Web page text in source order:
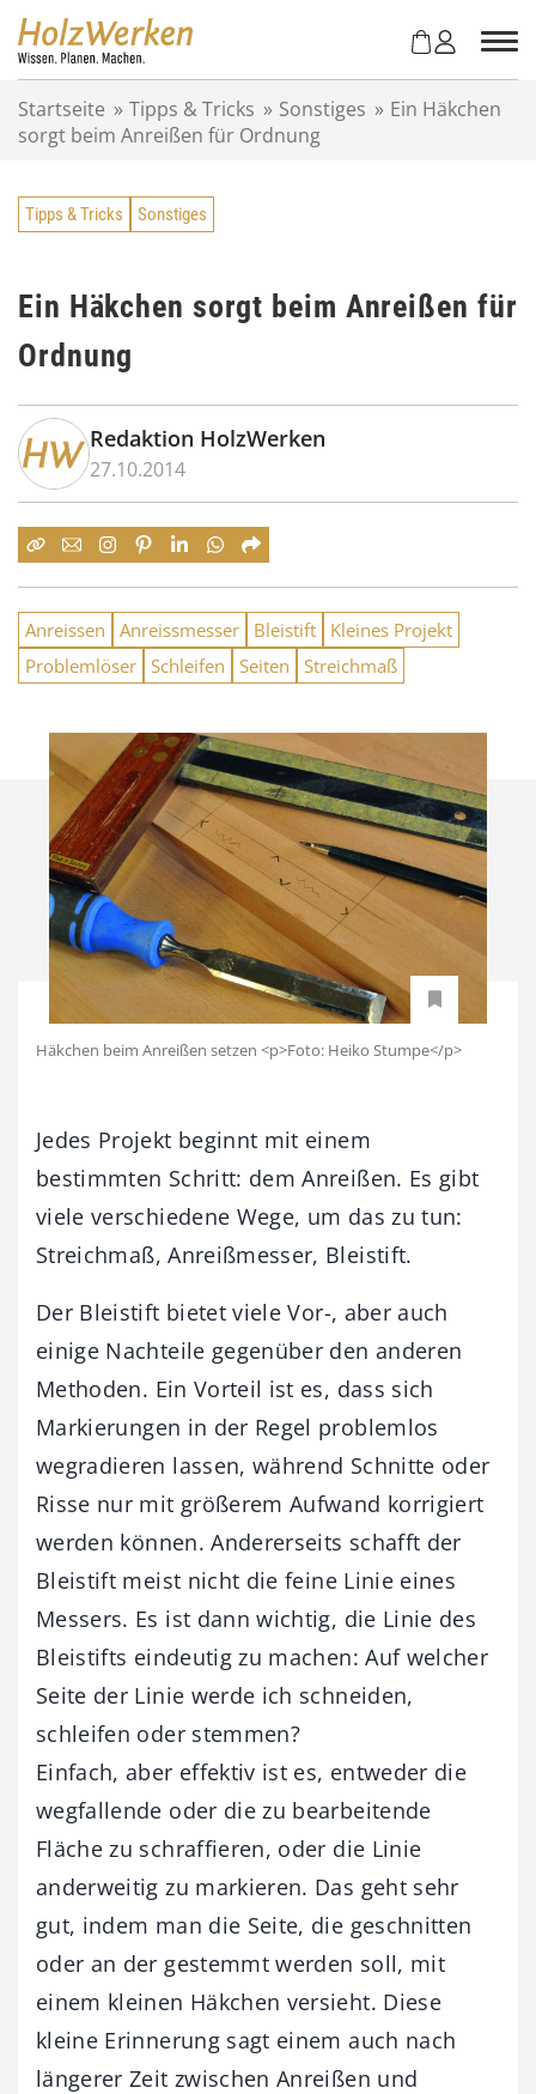
Startseite » Tipps & Tricks » Sonstiges » Ein Häkchen
sorgt beim Anreißen für Ordnung
Tipps & Tricks Sonstiges
Ein Häkchen sorgt beim Anreißen für
Ordnung
Redaktion HolzWerken
27.10.2014
Anreissen Anreissmesser Bleistift
Kleines Projekt
Problemlöser Schleifen Seiten Streichmaß
Häkchen beim Anreißen setzen <p>Foto: Heiko Stumpe</p>
Jedes Projekt beginnt mit einem
bestimmten Schritt: dem Anreißen. Es gibt
viele verschiedene Wege, um das zu tun:
Streichmaß, Anreißmesser, Bleistift.
Der Bleistift bietet viele Vor-, aber auch
einige Nachteile gegenüber den anderen
Methoden. Ein Vorteil ist es, dass sich
Markierungen in der Regel problemlos
wegradieren lassen, während Schnitte oder
Risse nur mit größerem Aufwand korrigiert
werden können. Andererseits schafft der
Bleistift meist nicht die feine Linie eines
Messers. Es ist dann wichtig, die Linie des
Bleistifts eindeutig zu machen: Auf welcher
Seite der Linie werde ich schneiden,
schleifen oder stemmen?
Einfach, aber effektiv ist es, entweder die
wegfallende oder die zu bearbeitende
Fläche zu schraffieren, oder die Linie
anderweitig zu markieren. Das geht sehr
gut, indem man die Seite, die geschnitten
oder an der gestemmt werden soll, mit
einem kleinen Häkchen versieht. Diese
kleine Erinnerung sagt einem auch nach
längerer Zeit zwischen Anreißen und